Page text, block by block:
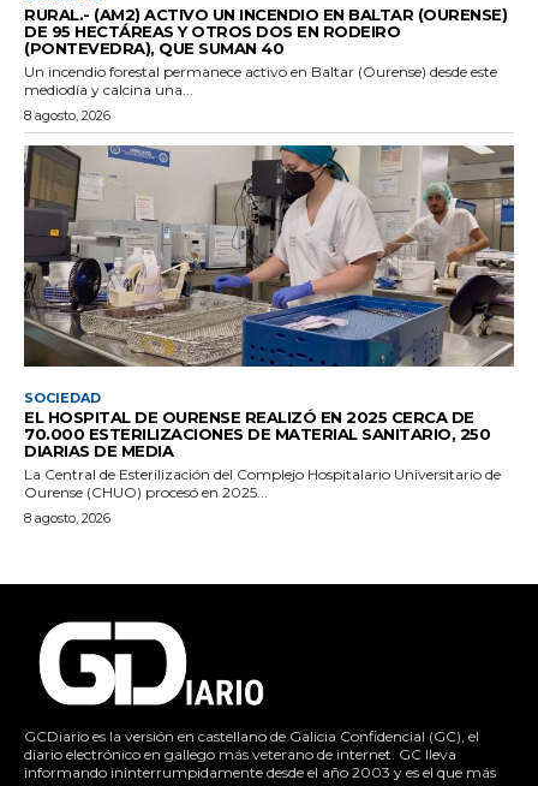
RURAL.- (AM2) ACTIVO UN INCENDIO EN BALTAR (OURENSE)
DE 95 HECTÁREAS Y OTROS DOS EN RODEIRO
(PONTEVEDRA), QUE SUMAN 40
Un incendio forestal permanece activo en Baltar (Ourense) desde este
mediodía y calcina una...
8 agosto, 2026
SOCIEDAD
EL HOSPITAL DE OURENSE REALIZÓ EN 2025 CERCA DE
70.000 ESTERILIZACIONES DE MATERIAL SANITARIO, 250
DIARIAS DE MEDIA
La Central de Esterilización del Complejo Hospitalario Universitario de
Ourense (CHUO) procesó en 2025...
8 agosto, 2026
GCDiario es la versión en castellano de Galicia Confidencial (GC), el
diario electrónico en gallego más veterano de internet. GC lleva
informando ininterrumpidamente desde el año 2003 y es el que más